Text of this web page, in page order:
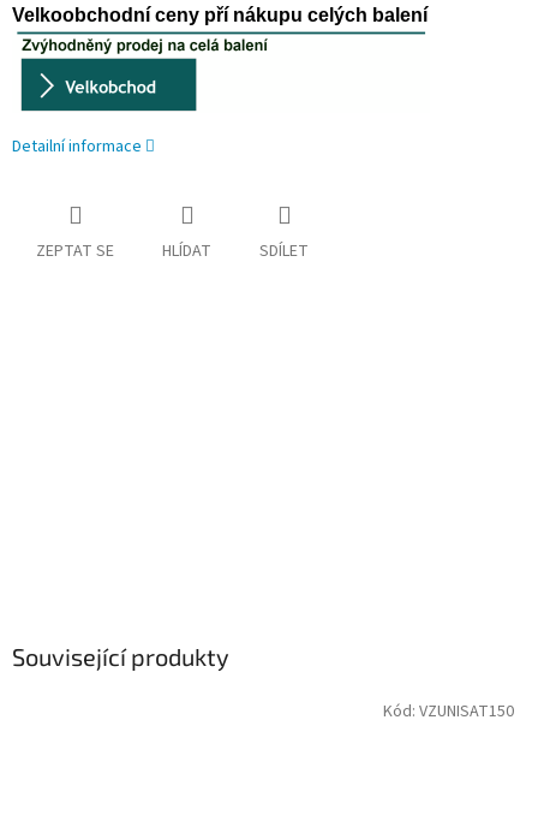
Velkoobchodní ceny pří nákupu celých balení
Detailní informace
ZEPTAT SE HLÍDAT SDÍLET
Související produkty
Kód: VZUNISAT150